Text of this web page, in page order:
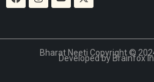
Bharat Neeti Copyright ©
Developed by Brainfox